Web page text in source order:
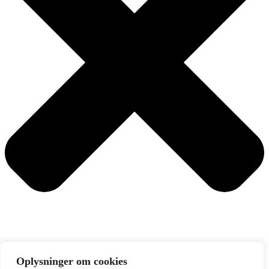
Oplysninger om cookies
Søg